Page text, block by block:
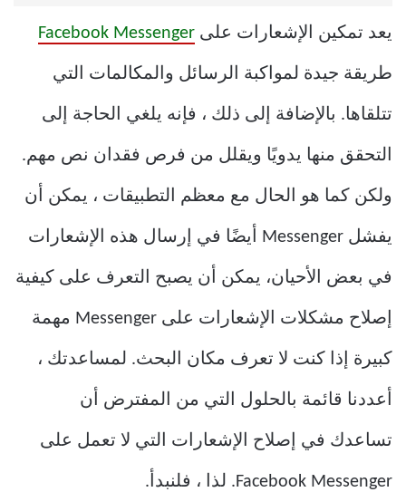
يعد تمكين الإشعارات على Facebook Messenger
طريقة جيدة لمواكبة الرسائل والمكالمات التي
تتلقاها. بالإضافة إلى ذلك ، فإنه يلغي الحاجة إلى
التحقق منها يدويًا ويقلل من فرص فقدان نص مهم.
ولكن كما هو الحال مع معظم التطبيقات ، يمكن أن
يفشل Messenger أيضًا في إرسال هذه الإشعارات
في بعض الأحيان، يمكن أن يصبح التعرف على كيفية
إصلاح مشكلات الإشعارات على Messenger مهمة
كبيرة إذا كنت لا تعرف مكان البحث. لمساعدتك ،
أعددنا قائمة بالحلول التي من المفترض أن
تساعدك في إصلاح الإشعارات التي لا تعمل على
Facebook Messenger. لذا ، فلنبدأ.